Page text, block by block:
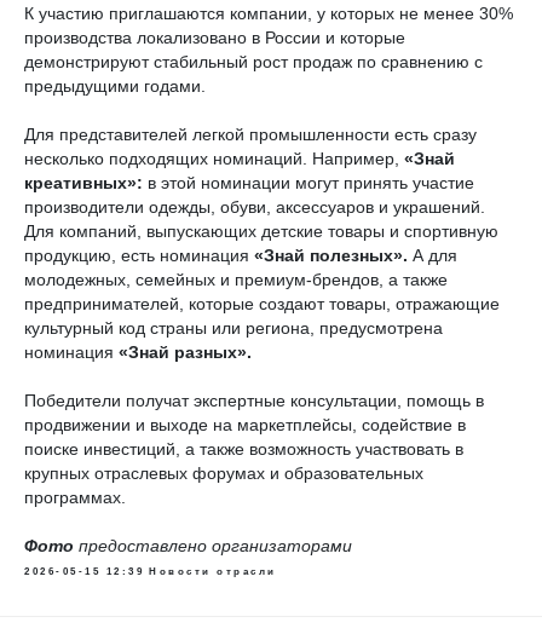
К участию приглашаются компании, у которых не менее 30%
производства локализовано в России и которые
демонстрируют стабильный рост продаж по сравнению с
предыдущими годами.
Для представителей легкой промышленности есть сразу
несколько подходящих номинаций. Например, «Знай
креативных»: в этой номинации могут принять участие
производители одежды, обуви, аксессуаров и украшений.
Для компаний, выпускающих детские товары и спортивную
продукцию, есть номинация «Знай полезных». А для
молодежных, семейных и премиум-брендов, а также
предпринимателей, которые создают товары, отражающие
культурный код страны или региона, предусмотрена
номинация «Знай разных».
Победители получат экспертные консультации, помощь в
продвижении и выходе на маркетплейсы, содействие в
поиске инвестиций, а также возможность участвовать в
крупных отраслевых форумах и образовательных
программах.
Фото предоставлено организаторами
2026-05-15 12:39 Новости отрасли